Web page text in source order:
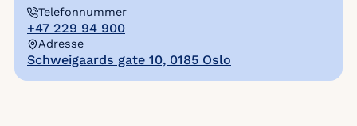
Telefonnummer
+47 229 94 900
Adresse
Schweigaards gate 10, 0185 Oslo